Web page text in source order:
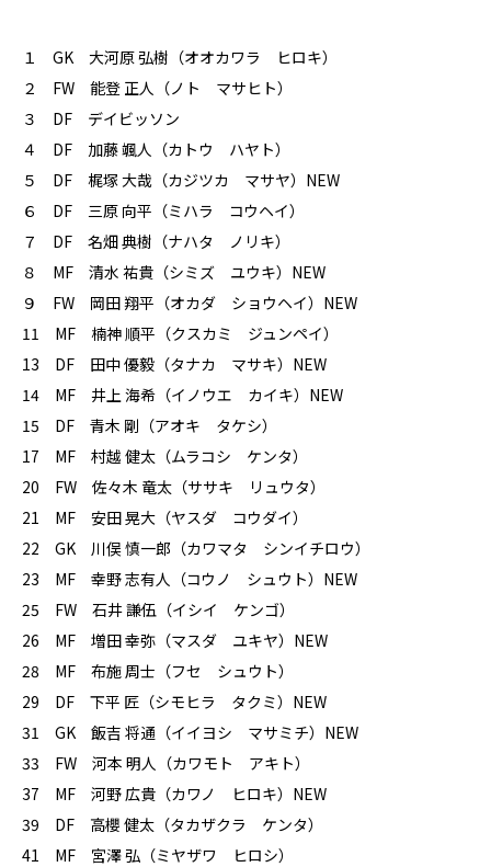
１ GK 大河原 弘樹（オオカワラ ヒロキ）
２ FW 能登 正人（ノト マサヒト）
３ DF デイビッソン
４ DF 加藤 颯人（カトウ ハヤト）
５ DF 梶塚 大哉（カジツカ マサヤ）NEW
６ DF 三原 向平（ミハラ コウヘイ）
７ DF 名畑 典樹（ナハタ ノリキ）
８ MF 清水 祐貴（シミズ ユウキ）NEW
９ FW 岡田 翔平（オカダ ショウヘイ）NEW
11 MF 楠神 順平（クスカミ ジュンペイ）
13 DF 田中 優毅（タナカ マサキ）NEW
14 MF 井上 海希（イノウエ カイキ）NEW
15 DF 青木 剛（アオキ タケシ）
17 MF 村越 健太（ムラコシ ケンタ）
20 FW 佐々木 竜太（ササキ リュウタ）
21 MF 安田 晃大（ヤスダ コウダイ）
22 GK 川俣 慎一郎（カワマタ シンイチロウ）
23 MF 幸野 志有人（コウノ シュウト）NEW
25 FW 石井 謙伍（イシイ ケンゴ）
26 MF 増田 幸弥（マスダ ユキヤ）NEW
28 MF 布施 周士（フセ シュウト）
29 DF 下平 匠（シモヒラ タクミ）NEW
31 GK 飯吉 将通（イイヨシ マサミチ）NEW
33 FW 河本 明人（カワモト アキト）
37 MF 河野 広貴（カワノ ヒロキ）NEW
39 DF 高櫻 健太（タカザクラ ケンタ）
41 MF 宮澤 弘（ミヤザワ ヒロシ）